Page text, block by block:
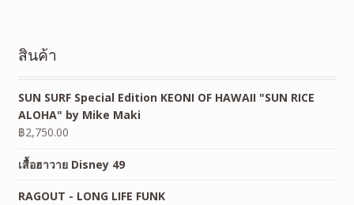
สินค้า
SUN SURF Special Edition KEONI OF HAWAII "SUN RICE
ALOHA" by Mike Maki
฿2,750.00
เสื้อฮาวาย Disney 49
RAGOUT - LONG LIFE FUNK